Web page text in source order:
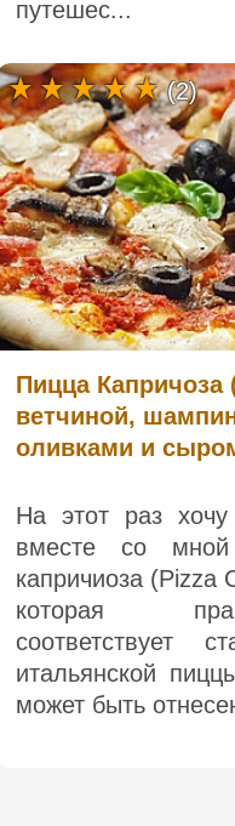
путешес...
Пицца Капричоза
ветчиной,
оливками и
На этот раз
вместе со
капричиоза (Pizza
которая
соответствует
итальянской
может быть
(2)